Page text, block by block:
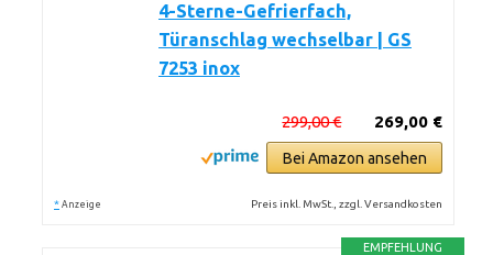
4-Sterne-Gefrierfach,
Türanschlag wechselbar | GS
7253 inox
269,00 €
299,00 €
Bei Amazon ansehen
* Anzeige Preis inkl. MwSt., zzgl. Versandkosten
EMPFEHLUNG